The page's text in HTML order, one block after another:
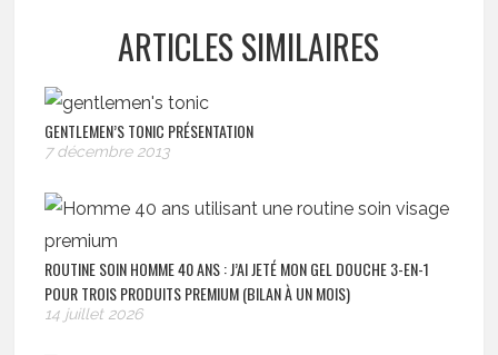
ARTICLES SIMILAIRES
GENTLEMEN’S TONIC PRÉSENTATION
7 décembre 2013
ROUTINE SOIN HOMME 40 ANS : J’AI JETÉ MON GEL DOUCHE 3-EN-1
POUR TROIS PRODUITS PREMIUM (BILAN À UN MOIS)
14 juillet 2026